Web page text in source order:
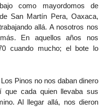
como mayordomos de
San Martín Pera, Oaxaca,
allá. A nosotros nos
En aquellos años nos
cuando mucho; el bote lo
Pinos no nos daban dinero
cada quien llevaba sus
Al llegar allá, nos dieron